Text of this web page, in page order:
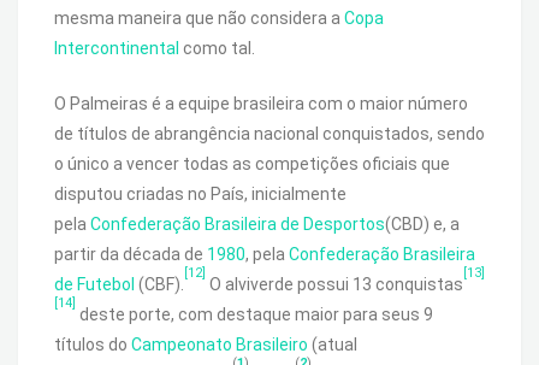
mesma maneira que não considera a Copa
Intercontinental como tal.
O Palmeiras é a equipe brasileira com o maior número
de títulos de abrangência nacional conquistados, sendo
o único a vencer todas as competições oficiais que
disputou criadas no País, inicialmente
pela Confederação Brasileira de Desportos(CBD) e, a
partir da década de 1980, pela Confederação Brasileira
de Futebol (CBF).
[12]
O alviverde possui 13 conquistas
[13]
[14]
deste porte, com destaque maior para seus 9
títulos do Campeonato Brasileiro (atual